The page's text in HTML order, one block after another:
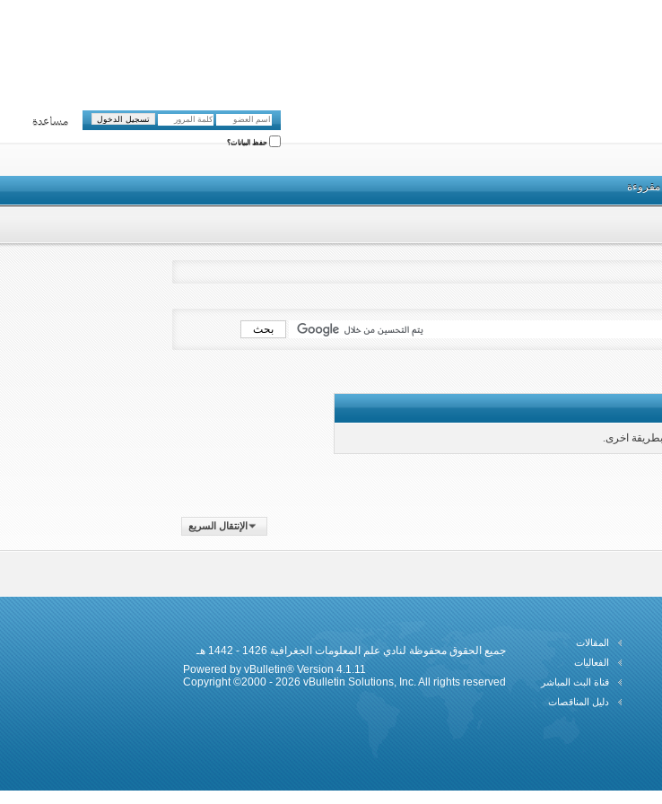
مساعدة
حفظ البيانات؟
مقروءة
اخرى.
الإنتقال السريع
جميع الحقوق محفوظة لنادي علم المعلومات الجغرافية 1426 - 1442 هـ
Powered by vBulletin® Version 4.1.11
Copyright ©2000 - 2026 vBulletin Solutions, Inc. All rights reserved
المقالات
الفعاليات
قناة البث المباشر
دليل المناقصات